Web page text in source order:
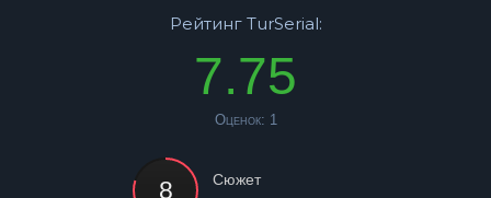
Рейтинг TurSerial:
7.75
Оценок: 1
Сюжет